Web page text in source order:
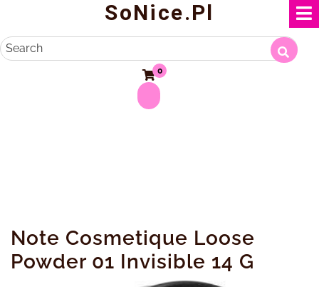
content
SoNice.pl
Search
0
Note Cosmetique Loose
Powder 01 Invisible 14 G